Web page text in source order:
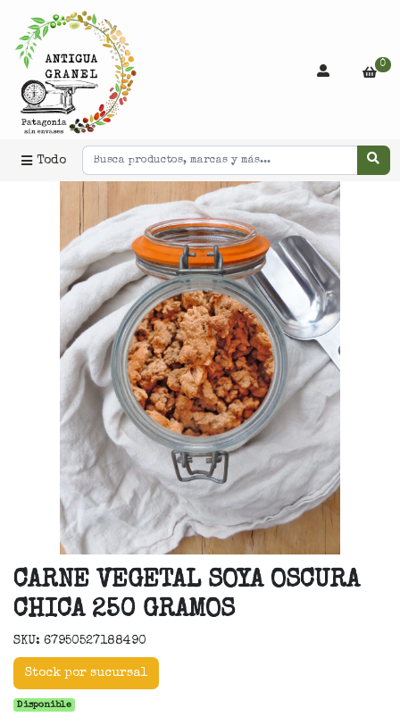
Todo
0
CARNE VEGETAL SOYA OSCURA
CHICA 250 GRAMOS
SKU: 67950527188490
Stock por sucursal
Disponible